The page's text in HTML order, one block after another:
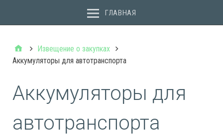
ГЛАВНАЯ
Извещение о закупках
Аккумуляторы для автотранспорта
Аккумуляторы для
автотранспорта